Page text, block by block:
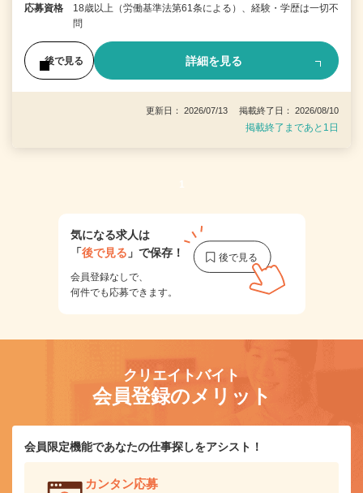
応募資格
18歳以上（労働基準法第61条による）、経験・学歴は一切不
問
後で見る 詳細を見る
更新日： 2026/07/13 掲載終了日： 2026/08/10
掲載終了まであと1日
1
気になる求人は
「後で見る 」で保存！
会員登録なしで、
何件でも応募できます。
クリエイトバイト
会員登録のメリット
会員限定機能であなたの仕事探しをアシスト！
カンタン応募